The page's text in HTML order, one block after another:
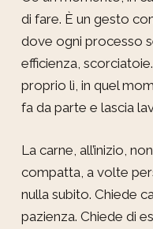
di fare. È un gesto
dove ogni processo
efficienza,
proprio lì, in quel
fa da parte e lascia
La carne, all’inizio,
compatta, a volte
nulla subito. Chiede
pazienza. Chiede di